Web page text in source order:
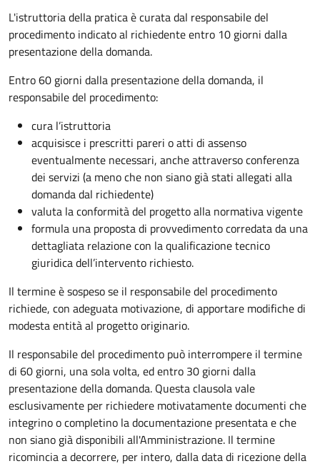
L'istruttoria della pratica è curata dal responsabile del
procedimento indicato al richiedente entro 10 giorni dalla
presentazione della domanda.
Entro 60 giorni dalla presentazione della domanda, il
responsabile del procedimento:
cura l’istruttoria
acquisisce i prescritti pareri o atti di assenso
eventualmente necessari, anche attraverso conferenza
dei servizi (a meno che non siano già stati allegati alla
domanda dal richiedente)
valuta la conformità del progetto alla normativa vigente
formula una proposta di provvedimento corredata da una
dettagliata relazione con la qualificazione tecnico
giuridica dell’intervento richiesto.
Il termine è sospeso se il responsabile del procedimento
richiede, con adeguata motivazione, di apportare modifiche di
modesta entità al progetto originario.
Il responsabile del procedimento può interrompere il termine
di 60 giorni, una sola volta, ed entro 30 giorni dalla
presentazione della domanda. Questa clausola vale
esclusivamente per richiedere motivatamente documenti che
integrino o completino la documentazione presentata e che
non siano già disponibili all'Amministrazione. Il termine
ricomincia a decorrere, per intero, dalla data di ricezione della